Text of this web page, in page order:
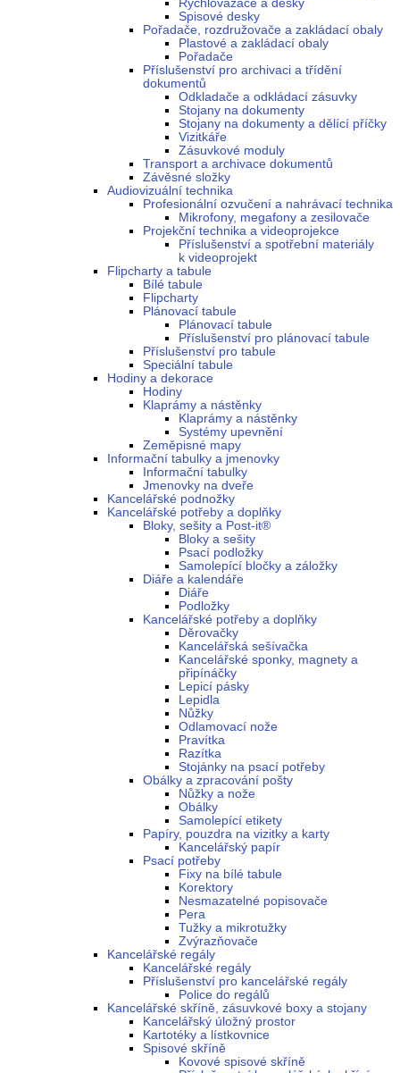
Rychlovazače a desky
Spisové desky
Pořadače, rozdružovače a zakládací obaly
Plastové a zakládací obaly
Pořadače
Příslušenství pro archivaci a třídění
dokumentů
Odkladače a odkládací zásuvky
Stojany na dokumenty
Stojany na dokumenty a dělící příčky
Vizitkáře
Zásuvkové moduly
Transport a archivace dokumentů
Závěsné složky
Audiovizuální technika
Profesionální ozvučení a nahrávací technika
Mikrofony, megafony a zesilovače
Projekční technika a videoprojekce
Příslušenství a spotřební materiály
k videoprojekt
Flipcharty a tabule
Bílé tabule
Flipcharty
Plánovací tabule
Plánovací tabule
Příslušenství pro plánovací tabule
Příslušenství pro tabule
Speciální tabule
Hodiny a dekorace
Hodiny
Klaprámy a nástěnky
Klaprámy a nástěnky
Systémy upevnění
Zeměpisné mapy
Informační tabulky a jmenovky
Informační tabulky
Jmenovky na dveře
Kancelářské podnožky
Kancelářské potřeby a doplňky
Bloky, sešity a Post-it®
Bloky a sešity
Psací podložky
Samolepící bločky a záložky
Diáře a kalendáře
Diáře
Podložky
Kancelářské potřeby a doplňky
Děrovačky
Kancelářská sešívačka
Kancelářské sponky, magnety a
připínáčky
Lepicí pásky
Lepidla
Nůžky
Odlamovací nože
Pravítka
Razítka
Stojánky na psací potřeby
Obálky a zpracování pošty
Nůžky a nože
Obálky
Samolepící etikety
Papíry, pouzdra na vizitky a karty
Kancelářský papír
Psací potřeby
Fixy na bílé tabule
Korektory
Nesmazatelné popisovače
Pera
Tužky a mikrotužky
Zvýrazňovače
Kancelářské regály
Kancelářské regály
Příslušenství pro kancelářské regály
Police do regálů
Kancelářské skříně, zásuvkové boxy a stojany
Kancelářský úložný prostor
Kartotéky a lístkovnice
Spisové skříně
Kovové spisové skříně